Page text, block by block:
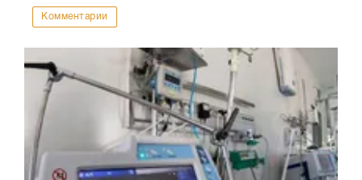
Комментарии